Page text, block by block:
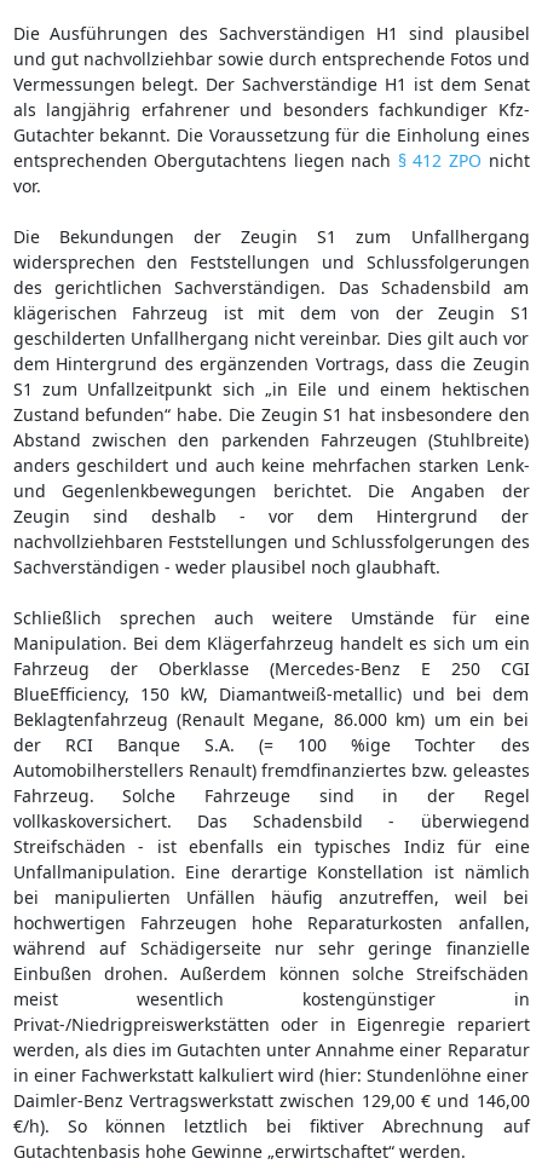
Die Ausführungen des Sachverständigen H1 sind plausibel
und gut nachvollziehbar sowie durch entsprechende Fotos und
Vermessungen belegt. Der Sachverständige H1 ist dem Senat
als langjährig erfahrener und besonders fachkundiger Kfz-
Gutachter bekannt. Die Voraussetzung für die Einholung eines
entsprechenden Obergutachtens liegen nach § 412 ZPO nicht
vor.
Die Bekundungen der Zeugin S1 zum Unfallhergang
widersprechen den Feststellungen und Schlussfolgerungen
des gerichtlichen Sachverständigen. Das Schadensbild am
klägerischen Fahrzeug ist mit dem von der Zeugin S1
geschilderten Unfallhergang nicht vereinbar. Dies gilt auch vor
dem Hintergrund des ergänzenden Vortrags, dass die Zeugin
S1 zum Unfallzeitpunkt sich „in Eile und einem hektischen
Zustand befunden“ habe. Die Zeugin S1 hat insbesondere den
Abstand zwischen den parkenden Fahrzeugen (Stuhlbreite)
anders geschildert und auch keine mehrfachen starken Lenk-
und Gegenlenkbewegungen berichtet. Die Angaben der
Zeugin sind deshalb - vor dem Hintergrund der
nachvollziehbaren Feststellungen und Schlussfolgerungen des
Sachverständigen - weder plausibel noch glaubhaft.
Schließlich sprechen auch weitere Umstände für eine
Manipulation. Bei dem Klägerfahrzeug handelt es sich um ein
Fahrzeug der Oberklasse (Mercedes-Benz E 250 CGI
BlueEfficiency, 150 kW, Diamantweiß-metallic) und bei dem
Beklagtenfahrzeug (Renault Megane, 86.000 km) um ein bei
der RCI Banque S.A. (= 100 %ige Tochter des
Automobilherstellers Renault) fremdfinanziertes bzw. geleastes
Fahrzeug. Solche Fahrzeuge sind in der Regel
vollkaskoversichert. Das Schadensbild - überwiegend
Streifschäden - ist ebenfalls ein typisches Indiz für eine
Unfallmanipulation. Eine derartige Konstellation ist nämlich
bei manipulierten Unfällen häufig anzutreffen, weil bei
hochwertigen Fahrzeugen hohe Reparaturkosten anfallen,
während auf Schädigerseite nur sehr geringe finanzielle
Einbußen drohen. Außerdem können solche Streifschäden
meist wesentlich kostengünstiger in
Privat-/Niedrigpreiswerkstätten oder in Eigenregie repariert
werden, als dies im Gutachten unter Annahme einer Reparatur
in einer Fachwerkstatt kalkuliert wird (hier: Stundenlöhne einer
Daimler-Benz Vertragswerkstatt zwischen 129,00 € und 146,00
€/h). So können letztlich bei fiktiver Abrechnung auf
Gutachtenbasis hohe Gewinne „erwirtschaftet“ werden.